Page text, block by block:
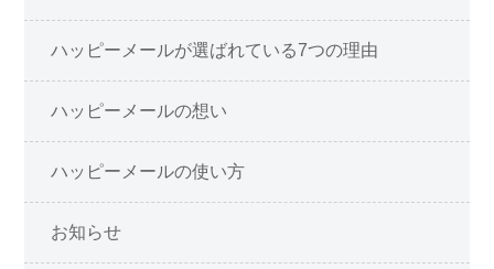
ハッピーメールが選ばれている7つの理由
ハッピーメールの想い
ハッピーメールの使い方
お知らせ